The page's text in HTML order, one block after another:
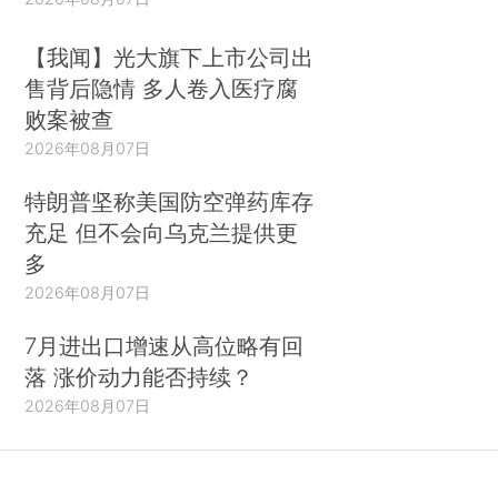
【我闻】光大旗下上市公司出
售背后隐情 多人卷入医疗腐
败案被查
2026年08月07日
特朗普坚称美国防空弹药库存
充足 但不会向乌克兰提供更
多
2026年08月07日
7月进出口增速从高位略有回
落 涨价动力能否持续？
2026年08月07日